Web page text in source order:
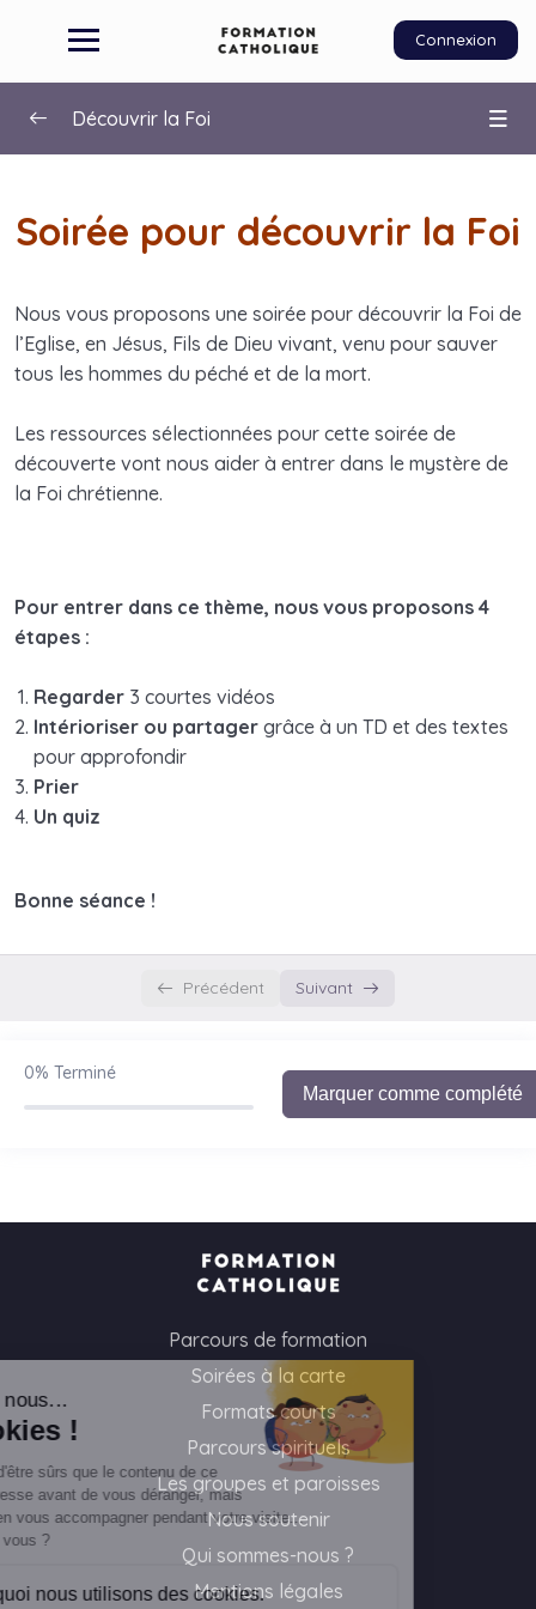
c'est nous...
Cookies !
attendu d'être sûrs que le contenu de ce
intéresse avant de vous déranger, mais
bien vous accompagner pendant votre visite...
OK pour vous ?
pourquoi nous utilisons des cookies.
Connexion
Introduction
1. Regarder
3. Prier 0/1
Découvrir la Foi
Soirée pour découvrir la Foi
Nous vous proposons une soirée pour découvrir la Foi de
l’Eglise, en Jésus, Fils de Dieu vivant, venu pour sauver
tous les hommes du péché et de la mort.
Les ressources sélectionnées pour cette soirée de
découverte vont nous aider à entrer dans le mystère de
la Foi chrétienne.
Pour entrer dans ce thème, nous vous proposons 4
étapes :
Regarder 3 courtes vidéos
Intérioriser ou partager grâce à un TD et des textes
pour approfondir
Prier
Un quiz
Bonne séance !
Précédent Suivant
0% Terminé
Marquer comme complété
Parcours de formation
Soirées à la carte
Formats courts
Parcours spirituels
Les groupes et paroisses
Nous soutenir
Qui sommes-nous ?
Mentions légales